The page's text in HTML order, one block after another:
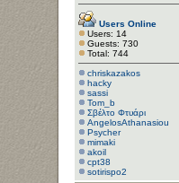
Users Online
Users: 14
Guests: 730
Total: 744
chriskazakos
hacky
sassi
Tom_b
Σβέλτο Φτυάρι
AngelosAthanasiou
Psycher
mimaki
akoil
cpt38
sotirispo2